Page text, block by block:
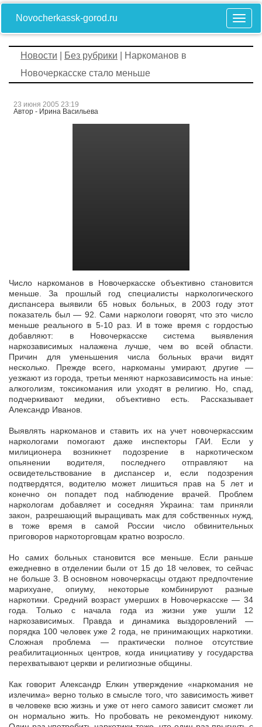
Novocherkassk-gorod.ru
Новости Без рубрики | Наркоманов в
Новочеркасске стало меньше
23 июня 2005 23:19
Автор - Ирина Васильева
Число наркоманов в Новочеркасске объективно становится
меньше. За прошлый год специалисты наркологического
диспансера выявили 65 новых больных, в 2003 году этот
показатель был — 92. Сами наркологи говорят, что это число
меньше реального в 5-10 раз. И в тоже время с гордостью
добавляют: в Новочеркасске система выявления
наркозависимых налажена лучше, чем во всей области.
Причин для уменьшения числа больных врачи видят
несколько. Прежде всего, наркоманы умирают, другие —
уезжают из города, третьи меняют наркозависимость на иные:
алкоголизм, токсикомания или уходят в религию. Но, спад,
подчеркивают медики, объективно есть. Рассказывает
Александр Иванов.
Выявлять наркоманов и ставить их на учет новочеркасским
наркологами помогают даже инспекторы ГАИ. Если у
милиционера возникнет подозрение в наркотическом
опьянении водителя, последнего отправляют на
освидетельствование в диспансер и, если подозрения
подтвердятся, водителю может лишиться прав на 5 лет и
конечно он попадет под наблюдение врачей. Проблем
наркологам добавляет и соседняя Украина: там приняли
закон, разрешающий выращивать мак для собственных нужд,
в тоже время в самой России число обвинительных
приговоров наркоторговцам кратно возросло.
Но самих больных становится все меньше. Если раньше
ежедневно в отделении были от 15 до 18 человек, то сейчас
не больше 3. В основном новочеркасцы отдают предпочтение
марихуане, опиуму, некоторые комбинируют разные
наркотики. Средний возраст умерших в Новочеркасске — 34
года. Только с начала года из жизни уже ушли 12
наркозависимых. Правда и динамика выздоровлений —
порядка 100 человек уже 2 года, не принимающих наркотики.
Сложная проблема — практически полное отсутствие
реабилитационных центров, когда инициативу у государства
перехватывают церкви и религиозные общины.
Как говорит Александр Елкин утверждение «наркомания не
излечима» верно только в смысле того, что зависимость живет
в человеке всю жизнь и уже от него самого зависит сможет ли
он нормально жить. Но пробовать не рекомендуют никому.